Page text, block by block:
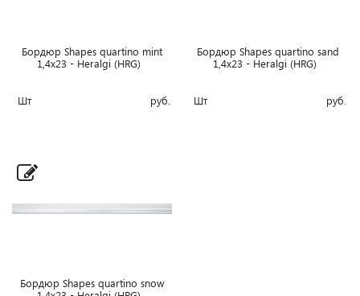
Бордюр Shapes quartino mint
1,4x23 - Heralgi (HRG)
Шт руб.
Бордюр Shapes quartino sand
1,4x23 - Heralgi (HRG)
Шт руб.
Бордюр Shapes quartino snow